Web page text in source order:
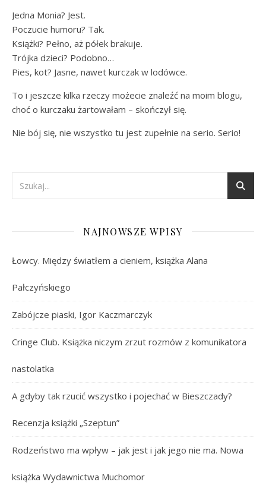
Jedna Monia? Jest.
Poczucie humoru? Tak.
Książki? Pełno, aż półek brakuje.
Trójka dzieci? Podobno…
Pies, kot? Jasne, nawet kurczak w lodówce.
To i jeszcze kilka rzeczy możecie znaleźć na moim blogu,
choć o kurczaku żartowałam – skończył się.
Nie bój się, nie wszystko tu jest zupełnie na serio. Serio!
NAJNOWSZE WPISY
Łowcy. Między światłem a cieniem, książka Alana
Pałczyńskiego
Zabójcze piaski, Igor Kaczmarczyk
Cringe Club. Książka niczym zrzut rozmów z komunikatora
nastolatka
A gdyby tak rzucić wszystko i pojechać w Bieszczady?
Recenzja książki „Szeptun”
Rodzeństwo ma wpływ – jak jest i jak jego nie ma. Nowa
książka Wydawnictwa Muchomor